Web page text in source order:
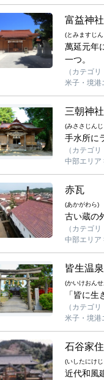
富益神社
(とみますじ
萬延元年
一つ。
（カテゴ
米子・境港
三朝神社
(みささじんじ
手水所に
（カテゴ
中部エリア
赤瓦
(あかがわら)
古い蔵の
（カテゴ
中部エリア
皆生温
(かいけおん
「皆に
（カテゴ
米子・境港
石谷家
(いしたにけ
近代和風